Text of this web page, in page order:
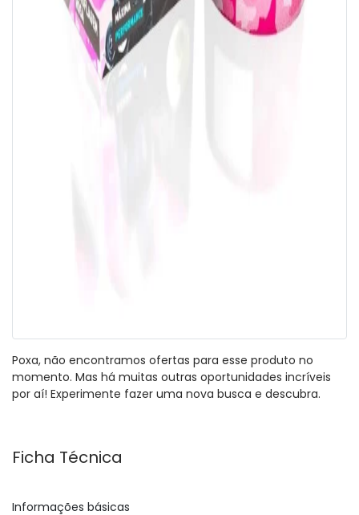
Poxa, não encontramos ofertas para esse produto no
momento. Mas há muitas outras oportunidades incríveis
por aí! Experimente fazer uma nova busca e descubra.
Ficha Técnica
Informações básicas